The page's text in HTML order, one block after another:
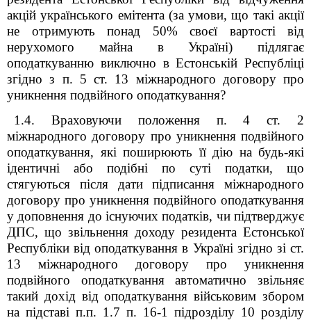
акцій українського емітента (за умови, що такі акції
не отримують понад 50% своєї вартості від
нерухомого майна в Україні) підлягає
оподаткуванню виключно в Естонській Республіці
згідно з п. 5 ст. 13 міжнародного договору про
уникнення подвійного оподаткування?
1.4. Враховуючи положення п. 4 ст. 2
міжнародного договору про уникнення подвійного
оподаткування, які поширюють її дію на будь-які
ідентичні або подібні по суті податки, що
стягуються після дати підписання міжнародного
договору про уникнення подвійного оподаткування
у доповнення до існуючих податків, чи підтверджує
ДПС, що звільнення доходу резидента Естонської
Республіки від оподаткування в Україні згідно зі ст.
13 міжнародного договору про уникнення
подвійного оподаткування автоматично звільняє
такий дохід від оподаткування військовим збором
на підставі п.п. 1.7 п. 16-1 підрозділу 10 розділу